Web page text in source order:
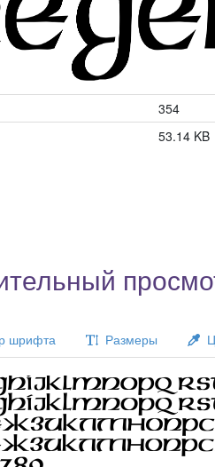
354
53.14 KB
шрифта Размеры